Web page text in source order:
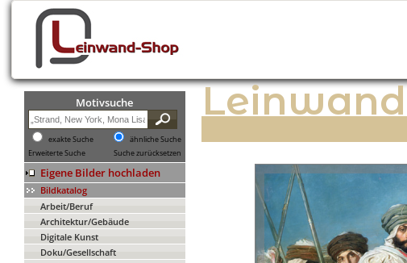
Motivsuche
exakte Suche
ähnliche Suche
Erweiterte Suche
Suche zurücksetzen
Eigene Bilder hochladen
Bildkatalog
Arbeit/Beruf
Architektur/Gebäude
Digitale Kunst
Doku/Gesellschaft
Leinwand